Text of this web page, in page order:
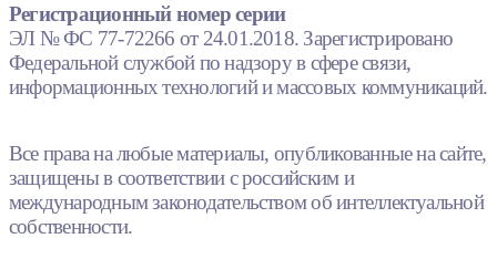
Регистрационный номер серии
ЭЛ № ФС 77-72266 от 24.01.2018. Зарегистрировано
Федеральной службой по надзору в сфере связи,
информационных технологий и массовых коммуникаций.
Все права на любые материалы, опубликованные на сайте,
защищены в соответствии с российским и
международным законодательством об интеллектуальной
собственности.